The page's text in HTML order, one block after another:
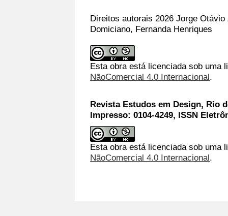
Direitos autorais 2026 Jorge
Domiciano, Fernanda Henriques
Esta obra está licenciada sob uma
NãoComercial 4.0 Internacional.
Revista Estudos em Design, Rio
Impresso: 0104-4249, ISSN
Esta obra está licenciada sob uma
NãoComercial 4.0 Internacional.